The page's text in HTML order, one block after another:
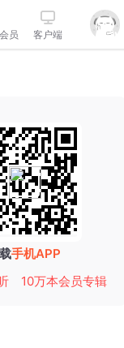
员 客户端
手机APP
10万本会员专辑